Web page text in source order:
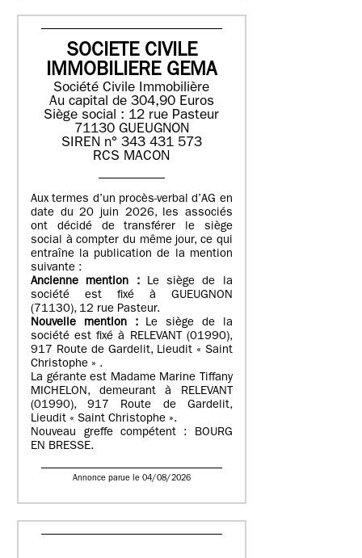
SOCIETE CIVILE
IMMOBILIERE GEMA
Société Civile Immobilière
Au capital de 304,90 Euros
Siège social : 12 rue Pasteur
71130 GUEUGNON
SIREN n° 343 431 573
RCS MACON
Aux termes d’un procès-verbal d’AG en
date du 20 juin 2026, les associés
ont décidé de transférer le siège
social à compter du même jour, ce qui
entraîne la publication de la mention
suivante :
Ancienne mention : Le siège de la
société est fixé à GUEUGNON
(71130), 12 rue Pasteur.
Nouvelle mention : Le siège de la
société est fixé à RELEVANT (01990),
917 Route de Gardelit, Lieudit « Saint
Christophe » .
La gérante est Madame Marine Tiffany
MICHELON, demeurant à RELEVANT
(01990), 917 Route de Gardelit,
Lieudit « Saint Christophe ».
Nouveau greffe compétent : BOURG
EN BRESSE.
Annonce parue le 04/08/2026